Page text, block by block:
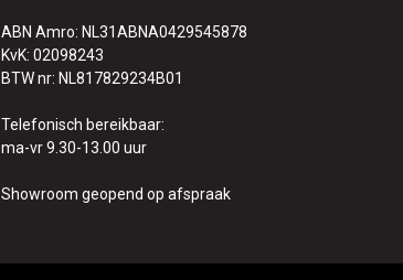
ABN Amro: NL31ABNA0429545878
KvK: 02098243
BTW nr: NL817829234B01
Telefonisch bereikbaar:
ma-vr 9.30-13.00 uur
Showroom geopend op afspraak